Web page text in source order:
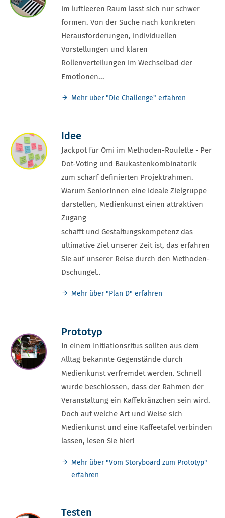
im luftleeren Raum lässt sich nur schwer
formen. Von der Suche nach konkreten
Herausforderungen, individuellen
Vorstellungen und klaren
Rollenverteilungen im Wechselbad der
Emotionen...
Mehr über "Die Challenge" erfahren
Idee
Jackpot für Omi im Methoden-Roulette - Per
Dot-Voting und Baukastenkombinatorik
zum scharf definierten Projektrahmen.
Warum SeniorInnen eine ideale Zielgruppe
darstellen, Medienkunst einen attraktiven
Zugang
schafft und Gestaltungskompetenz das
ultimative Ziel unserer Zeit ist, das erfahren
Sie auf unserer Reise durch den Methoden-
Dschungel..
Mehr über "Plan D" erfahren
Prototyp
In einem Initiationsritus sollten aus dem
Alltag bekannte Gegenstände durch
Medienkunst verfremdet werden. Schnell
wurde beschlossen, dass der Rahmen der
Veranstaltung ein Kaffekränzchen sein wird.
Doch auf welche Art und Weise sich
Medienkunst und eine Kaffeetafel verbinden
lassen, lesen Sie hier!
Mehr über "Vom Storyboard zum Prototyp"
erfahren
Testen